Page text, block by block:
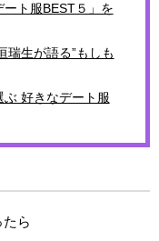
ト服BEST５」を
瑞生が語る”もしも
好きなデート服
ら